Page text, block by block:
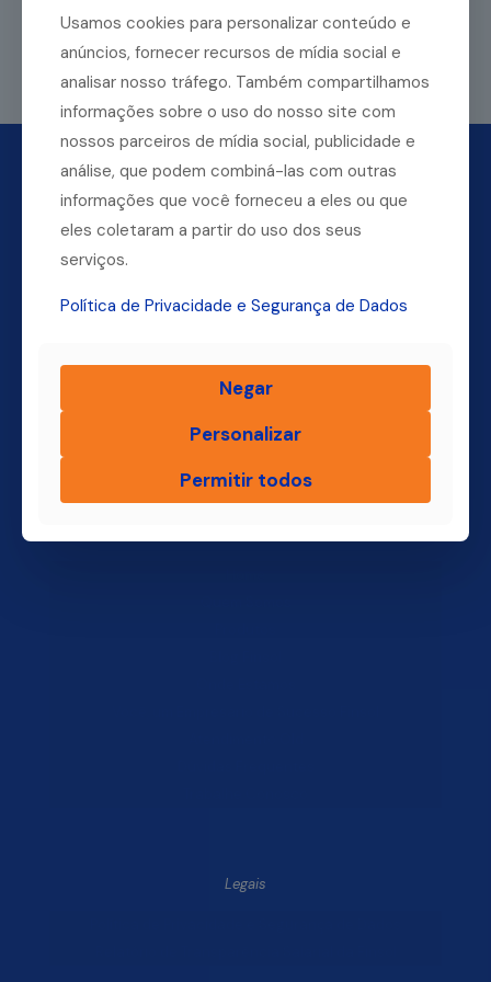
Leia mais
Legais
Usamos cookies para personalizar conteúdo e
anúncios, fornecer recursos de mídia social e
analisar nosso tráfego. Também compartilhamos
informações sobre o uso do nosso site com
nossos parceiros de mídia social, publicidade e
análise, que podem combiná-las com outras
informações que você forneceu a eles ou que
eles coletaram a partir do uso dos seus
serviços.
Política de Privacidade e Segurança de Dados
Negar
Personalizar
Permitir todos